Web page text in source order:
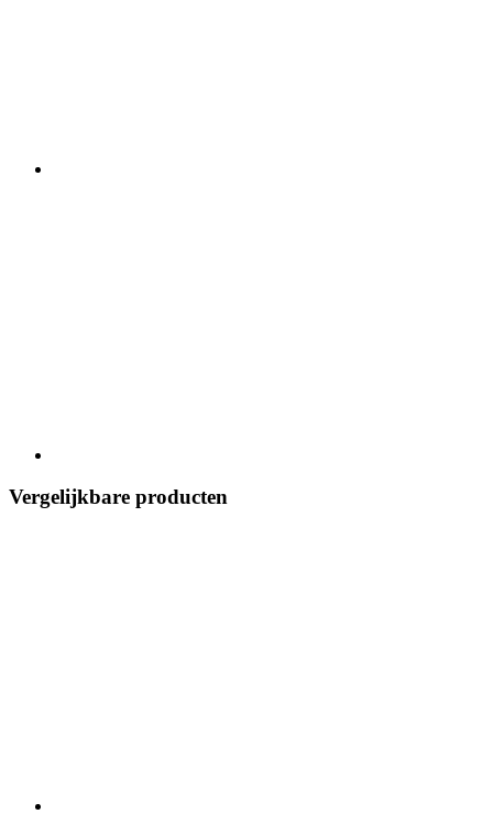
Vergelijkbare producten